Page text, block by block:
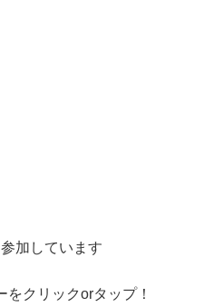
加しています
クリックorタップ！